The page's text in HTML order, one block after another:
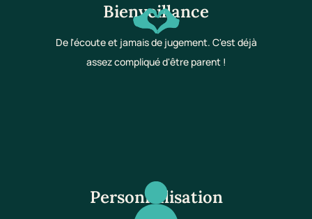
Bienveillance
De l'écoute et jamais de jugement. C'est déjà
assez compliqué d'être parent !
Personnalisation